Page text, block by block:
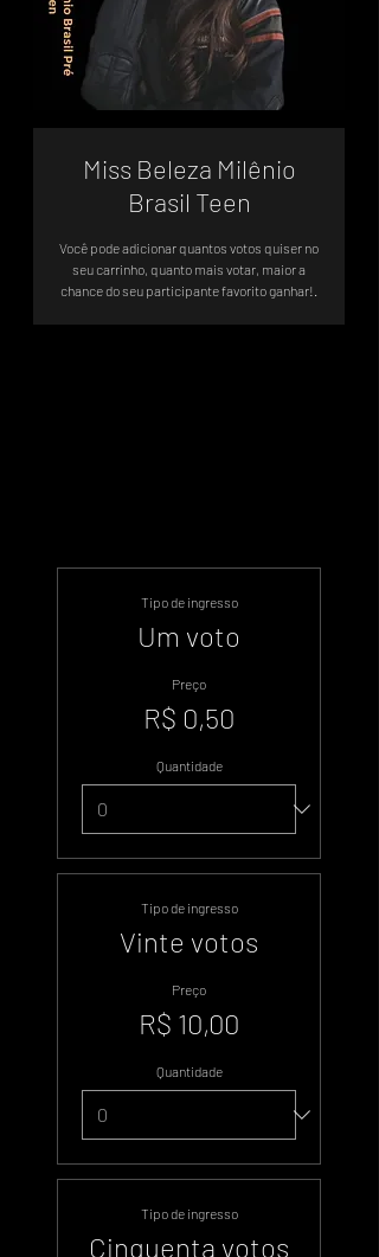
Miss Beleza Milênio
Brasil Teen
Você pode adicionar quantos votos quiser no
seu carrinho, quanto mais votar, maior a
chance do seu participante favorito ganhar!.
Tipo de ingresso
Um voto
Preço
R$ 0,50
Quantidade
Tipo de ingresso
Vinte votos
Preço
R$ 10,00
Quantidade
Tipo de ingresso
Cinquenta votos